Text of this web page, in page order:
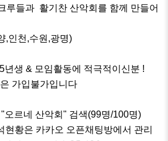
루들과  활기찬 산악회를 함께 만들어
,인천,수원,광명)
년생 & 모임활동에 적극적이신분 !
가입불가입니다
오르네 산악회" 검색(99명/100명)